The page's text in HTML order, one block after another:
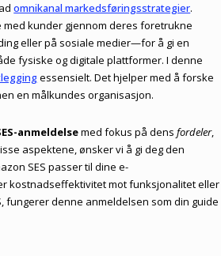
omnikanal markedsføringsstrategier.
kunder gjennom deres foretrukne
eller på sosiale medier—for å gi en
fysiske og digitale plattformer. I denne
essensielt. Det hjelper med å forske
en målkundes organisasjon.
anmeldelsemed fokus på densfordeler,
aspektene, ønsker vi å gi deg den
SES passer til dine e-
kostnadseffektivitet mot funksjonalitet eller
fungerer denne anmeldelsen som din guide